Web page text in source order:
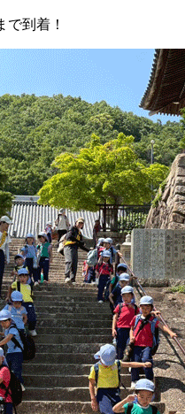
で到着！